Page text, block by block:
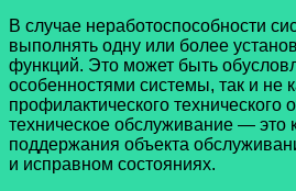
В случае неработоспособности
выполнять одну или более
функций. Это может быть
особенностями системы, так и не
профилактического
техническое обслуживание — это
поддержания объекта
и исправном состояниях.